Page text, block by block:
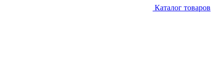
Каталог товаров